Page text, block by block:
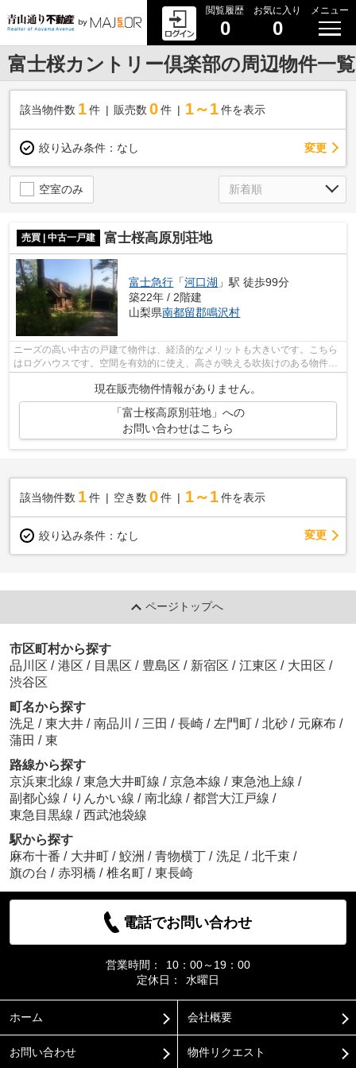
閲覧履歴
0
お気に入り
0
メニュー
富士桜カントリー倶楽部の周辺物件一覧
該当物件数 1件 販売数 0 件 1～1 件を表示
絞り込み条件： なし 変更
空室のみ
売買 | 中古一戸建 富士桜高原別荘地
富士急行 「河口湖 」駅 徒歩99分
築22年 / 2階建
山梨県南都留郡鳴沢村
ニーズの高い中古の戸建て物件は、経済的なメリットも大きいです。こちら
はログハウスです。空間を有効的に使え、高さが映える吹抜けのある物件で
す。南都留郡鳴沢村エリアや富士急行...
現在販売物件情報がありません。
「富士桜高原別荘地」への
お問い合わせはこちら
該当物件数 1件 空き数 0 件 1～1 件を表示
絞り込み条件： なし 変更
ページトップへ
市区町村から探す
品川区 / 港区 / 目黒区 / 豊島区 / 新宿区 / 江東区 / 大田区 /
渋谷区
町名から探す
洗足 / 東大井 / 南品川 / 三田 / 長崎 / 左門町 / 北砂 / 元麻布 /
蒲田 / 東
路線から探す
京浜東北線 / 東急大井町線 / 京急本線 / 東急池上線 /
副都心線 / りんかい線 / 南北線 / 都営大江戸線 /
東急目黒線 / 西武池袋線
駅から探す
麻布十番 / 大井町 / 鮫洲 / 青物横丁 / 洗足 / 北千束 /
旗の台 / 赤羽橋 / 椎名町 / 東長崎
電話でお問い合わせ
営業時間：
10：00～19：00
定休日：
水曜日
ホーム 会社概要
お問い合わせ 物件リクエスト